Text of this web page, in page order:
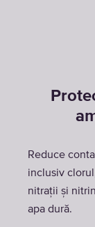
Reduce
inclusiv
nitrații și
apa dură.